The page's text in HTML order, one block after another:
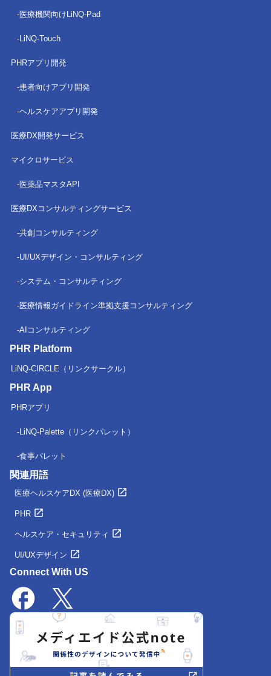
医療機関向けLiNQ-Pad
LiNQ-Touch
PHRアプリ開発
患者向けアプリ開発
ヘルスケアアプリ開発
医療DX開発サービス
マイクロサービス
医薬品マスタAPI
医療DXコンサルティングサービス
共創コンサルティング
UI/UXデザイン・コンサルティング
システム・コンサルティング
医療情報ガイドライン準拠支援コンサルティング
AIコンサルティング
PHR Platform
LiNQ-CIRCLE（リンクサークル）
PHR App
PHRアプリ
LiNQ-Palette（リンクパレット）
食事パレット
関連用語
医療ヘルスケアDX (医療DX)
PHR
ヘルスケア・セキュリティ
UI/UXデザイン
Connect With US